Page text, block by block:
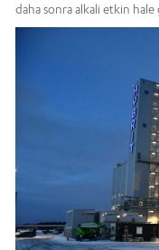
daha sonra alkali etkin